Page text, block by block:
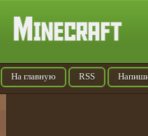
На главную RSS